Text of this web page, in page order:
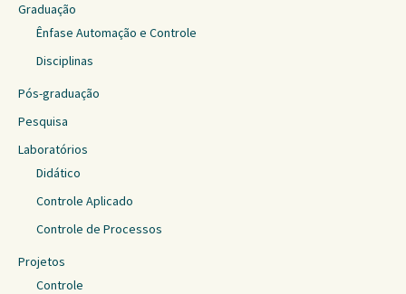
Graduação
Ênfase Automação e Controle
Disciplinas
Pós-graduação
Pesquisa
Laboratórios
Didático
Controle Aplicado
Controle de Processos
Projetos
Controle